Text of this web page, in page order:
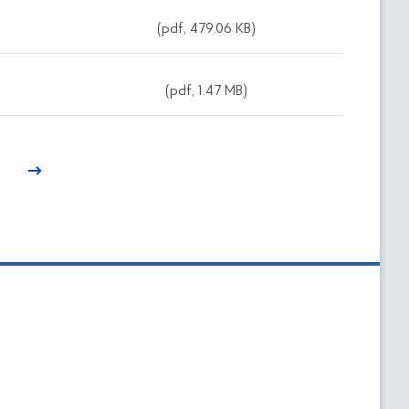
(pdf, 479.06 KB)
(pdf, 1.47 MB)
→